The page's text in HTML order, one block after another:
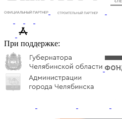
При поддержке: